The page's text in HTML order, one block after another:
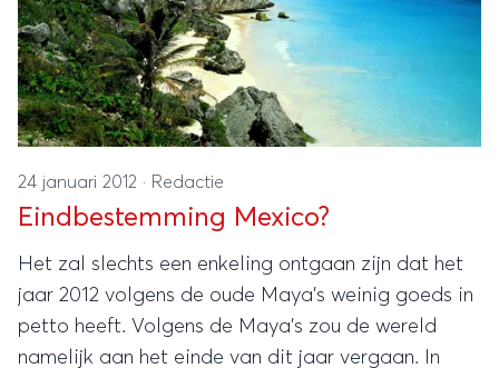
24 januari 2012 · Redactie
Eindbestemming Mexico?
Het zal slechts een enkeling ontgaan zijn dat het
jaar 2012 volgens de oude Maya’s weinig goeds in
petto heeft. Volgens de Maya’s zou de wereld
namelijk aan het einde van dit jaar vergaan. In